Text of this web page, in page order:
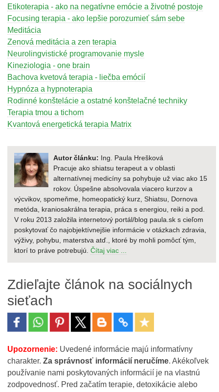
Etikoterapia - ako na negatívne emócie a životné postoje
Focusing terapia - ako lepšie porozumieť sám sebe
Meditácia
Zenová meditácia a zen terapia
Neurolingvistické programovanie mysle
Kineziologia - one brain
Bachova kvetová terapia - liečba emócií
Hypnóza a hypnoterapia
Rodinné konštelácie a ostatné konštelačné techniky
Terapia tmou a tichom
Kvantová energetická terapia Matrix
Autor článku: Ing. Paula Hrešková
Pracuje ako shiatsu terapeut a v oblasti
alternatívnej medicíny sa pohybuje už viac ako 15
rokov. Úspešne absolvovala viacero kurzov a
výcvikov, spomeňme, homeopatický kurz, Shiatsu, Dornova
metóda, kraniosakrálna terapia, práca s energiou, reiki a pod.
V roku 2013 založila internetový portál/blog paula.sk s cieľom
poskytovať čo najobjektívnejšie informácie v otázkach zdravia,
výživy, pohybu, materstva atď., ktoré by mohli pomôcť tým,
ktorí to práve potrebujú. Čítaj viac ...
Zdieľajte článok na sociálnych
sieťach
Upozornenie: Uvedené informácie majú informatívny
charakter. Za správnosť informácií neručíme. Akékoľvek
používanie nami poskytovaných informácií je na vlastnú
zodpovednosť. Pred začatím terapie, detoxikácie alebo